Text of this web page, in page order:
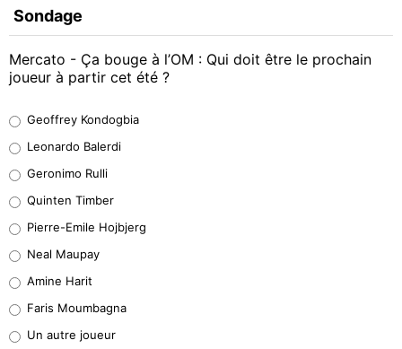
Sondage
Mercato - Ça bouge à l’OM : Qui doit être le prochain
joueur à partir cet été ?
38%
32%
5%
1%
Geoffrey Kondogbia
Leonardo Balerdi
Geronimo Rulli
Quinten Timber
Pierre-Emile Hojbjerg
Neal Maupay
Amine Harit
Faris Moumbagna
Un autre joueur